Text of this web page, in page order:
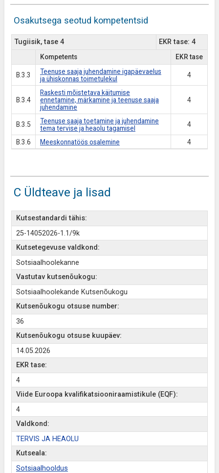
Osakutsega seotud kompetentsid
Tugiisik, tase 4 EKR tase: 4
Kompetents EKR tase
B.3.3
Teenuse saaja juhendamine igapäevaelus
ja ühiskonnas toimetulekul
4
B.3.4
Raskesti mõistetava käitumise
ennetamine, märkamine ja teenuse saaja
juhendamine
4
B.3.5
Teenuse saaja toetamine ja juhendamine
tema tervise ja heaolu tagamisel
4
B.3.6 Meeskonnatöös osalemine 4
C Üldteave ja lisad
Kutsestandardi tähis:
25-14052026-1.1/9k
Kutsetegevuse valdkond:
Sotsiaalhoolekanne
Vastutav kutsenõukogu:
Sotsiaalhoolekande Kutsenõukogu
Kutsenõukogu otsuse number:
36
Kutsenõukogu otsuse kuupäev:
14.05.2026
EKR tase:
4
Viide Euroopa kvalifikatsiooniraamistikule (EQF):
4
Valdkond:
TERVIS JA HEAOLU
Kutseala:
Sotsiaalhooldus